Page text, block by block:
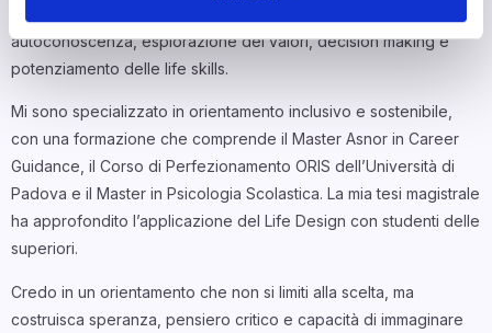
autoconoscenza, esplorazione dei valori, decision making e
potenziamento delle life skills.
Mi sono specializzato in orientamento inclusivo e sostenibile,
con una formazione che comprende il Master Asnor in Career
Guidance, il Corso di Perfezionamento ORIS dell’Università di
Padova e il Master in Psicologia Scolastica. La mia tesi magistrale
ha approfondito l’applicazione del Life Design con studenti delle
superiori.
Credo in un orientamento che non si limiti alla scelta, ma
costruisca speranza, pensiero critico e capacità di immaginare